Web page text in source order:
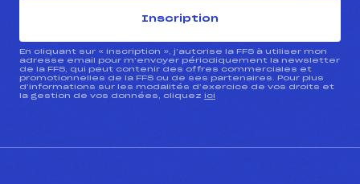
Inscription
En cliquant sur « inscription », j’autorise la FFS à utiliser mon
adresse email pour m’envoyer périodiquement la newsletter
de la FFS, qui peut contenir des offres commerciales et
promotionnelles de la FFS ou de ses partenaires. Pour plus
d’informations sur les modalités d’exercice de vos droits et
la gestion de vos données, cliquez ici